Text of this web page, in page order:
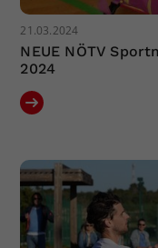
21.03.2024
NEUE NÖTV
2024